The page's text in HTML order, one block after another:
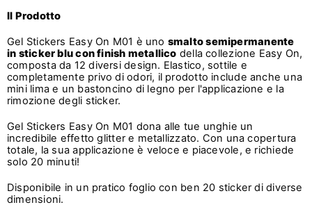
Il Prodotto
Gel Stickers Easy On M01 è uno smalto semipermanente
in sticker blu con finish metallico della collezione Easy On,
composta da 12 diversi design. Elastico, sottile e
completamente privo di odori, il prodotto include anche una
mini lima e un bastoncino di legno per l'applicazione e la
rimozione degli sticker.
Gel Stickers Easy On M01 dona alle tue unghie un
incredibile effetto glitter e metallizzato. Con una copertura
totale, la sua applicazione è veloce e piacevole, e richiede
solo 20 minuti!
Disponibile in un pratico foglio con ben 20 sticker di diverse
dimensioni.